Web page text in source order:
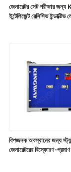
জেনারেটর সেট পরীক্ষার
ইন্টেলিজেন্ট রেসিসিভ
বিপজ্জনক অবস্থানের জন্য
জেনারেটরের বিস্ফোরণ-প্রমাণ